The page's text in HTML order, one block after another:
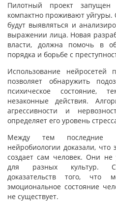
Пилотный проект
компактно проживают
будут выявляться и
выражении лица. Новая
власти, должна помочь в
порядка и борьбе с
Использование нейросетей
позволяет обнаружить
психическое состояние,
незаконные действия.
агрессивности и
определяет его уровень
Между тем последние
нейробиологии доказали,
создает сам человек. Они
для разных культур.
доказательств того, что
эмоциональное состояние
не существует.